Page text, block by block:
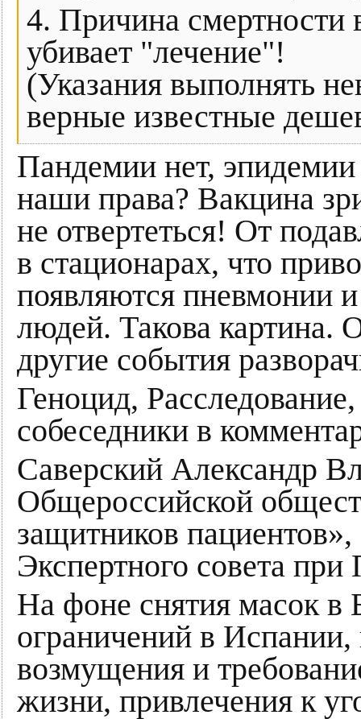
4. Причина смертности
убивает "лечение"!
(Указания выполнять
верные известные
Пандемии нет,
наши права? Вакцина
не отвертеться! От
в стационарах, что
появляются пневмонии
людей. Такова картина.
другие события
Геноцид,
собеседники в
Саверский Александр
Общероссийской
защитников
Экспертного совета
На фоне снятия масок в
ограничений в
возмущения и
жизни, привлечения к